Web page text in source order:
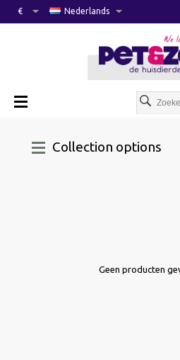
Nederlands
€
Collection options
Geen producten